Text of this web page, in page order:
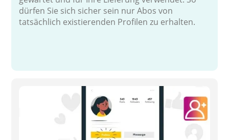
dürfen Sie sich sicher sein nur Abos von
tatsächlich existierenden Profilen zu erhalten.